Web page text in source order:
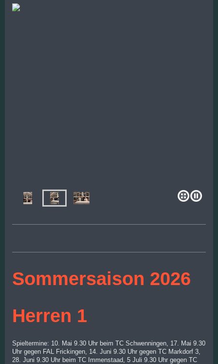
Sommersaison 2026
Herren 1
Spieltermine: 10. Mai 9.30 Uhr beim TC Schwenningen, 17. Mai 9.30
Uhr gegen FAL Frickingen, 14. Juni 9.30 Uhr gegen TC Markdorf 3,
28. Juni 9.30 Uhr beim TC Immenstaad, 5 Juli 9.30 Uhr gegen TC